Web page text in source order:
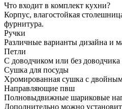
Что входит в комплект кухни?
Корпус, влагостойкая
фурнитура.
Ручки
Различные варианты дизайна и
Петли
С доводчиком или без
Сушка для посуды
Хромированная сушка с
Направляющие пвш
Полновыдвижные шариковые
Дополнительно можно